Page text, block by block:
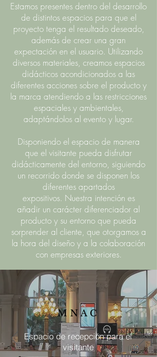
Estamos presentes dentro del desarrollo
de distintos espacios para que el
proyecto tenga el resultado deseado,
además de crear una gran
expectación en el usuario. Utilizando
diversos materiales, creamos espacios
didácticos acondicionados a las
diferentes acciones sobre el producto y
la marca atendiendo a las restricciones
espaciales y ambientales,
adaptándolos al evento y lugar.
Disponiendo el espacio de manera
que el visitante pueda disfrutar
didácticamente del entorno, siguiendo
un recorrido donde se disponen los
diferentes apartados
expositivos. Nuestra intención es
añadir un carácter diferenciador al
producto y su entorno que pueda
sorprender al cliente, que otorgamos a
la hora del diseño y a la colaboración
con empresas exteriores.
MNAC
Espacio de recepción para el
visitante